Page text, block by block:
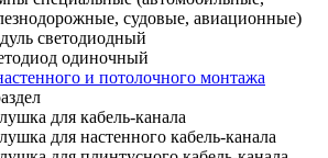
судовые, авиационные)
светодиодный
одиночный
и потолочного монтажа
для кабель-канала
для настенного кабель-канала